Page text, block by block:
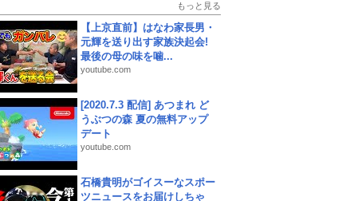
もっと見る
【上京直前】はなわ家長男・
元輝を送り出す家族決起会!
最後の母の味を噛...
youtube.com
[2020.7.3 配信] あつまれ ど
うぶつの森 夏の無料アップ
デート
youtube.com
石橋貴明がゴイスーなスポー
ツニュースをお届けしちゃ